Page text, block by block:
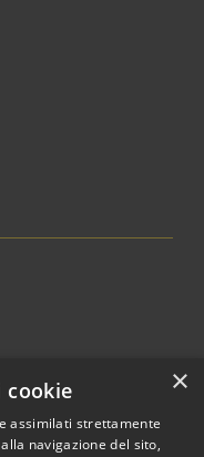
×
cookie
assimilati strettamente
navigazione del sito,